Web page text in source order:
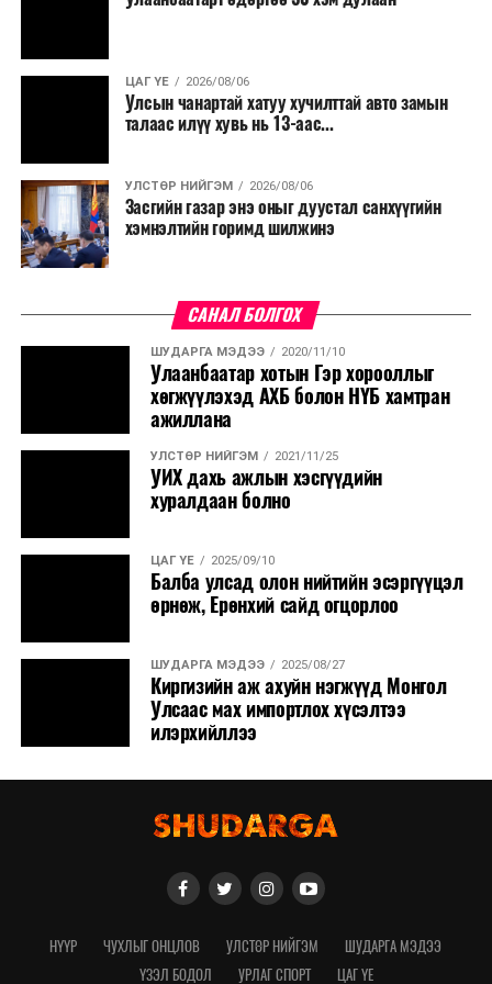
ЦАГ ҮЕ 2026/08/06
Улсын чанартай хатуу хучилттай авто замын
талаас илүү хувь нь 13-аас...
УЛСТӨР НИЙГЭМ 2026/08/06
Засгийн газар энэ оныг дуустал санхүүгийн
хэмнэлтийн горимд шилжинэ
САНАЛ БОЛГОХ
ШУДАРГА МЭДЭЭ 2020/11/10
Улаанбаатар хотын Гэр хорооллыг
хөгжүүлэхэд АХБ болон НҮБ хамтран
ажиллана
УЛСТӨР НИЙГЭМ 2021/11/25
УИХ дахь ажлын хэсгүүдийн
хуралдаан болно
ЦАГ ҮЕ 2025/09/10
Балба улсад олон нийтийн эсэргүүцэл
өрнөж, Ерөнхий сайд огцорлоо
ШУДАРГА МЭДЭЭ 2025/08/27
Киргизийн аж ахуйн нэгжүүд Монгол
Улсаас мах импортлох хүсэлтээ
илэрхийллээ
НҮҮР ЧУХЛЫГ ОНЦЛОВ УЛСТӨР НИЙГЭМ
ШУДАРГА МЭДЭЭ
ҮЗЭЛ БОДОЛ
УРЛАГ СПОРТ ЦАГ ҮЕ